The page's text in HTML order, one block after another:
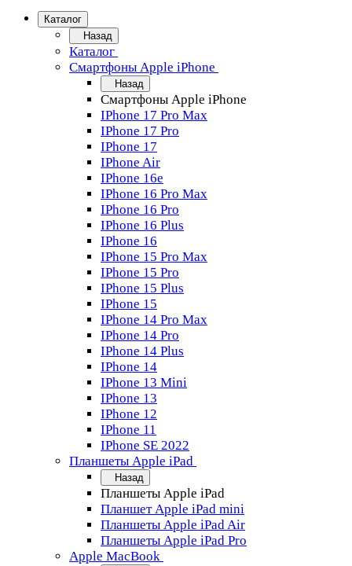
Каталог
Назад
Каталог
Смартфоны Apple iPhone
Назад
Смартфоны Apple iPhone
IPhone 17 Pro Max
IPhone 17 Pro
IPhone 17
IPhone Air
IPhone 16e
IPhone 16 Pro Max
IPhone 16 Pro
IPhone 16 Plus
IPhone 16
IPhone 15 Pro Max
IPhone 15 Pro
IPhone 15 Plus
IPhone 15
IPhone 14 Pro Max
IPhone 14 Pro
IPhone 14 Plus
IPhone 14
IPhone 13 Mini
IPhone 13
IPhone 12
IPhone 11
IPhone SE 2022
Планшеты Apple iPad
Назад
Планшеты Apple iPad
Планшет Apple iPad mini
Планшеты Apple iPad Air
Планшеты Apple iPad Pro
Apple MacBook